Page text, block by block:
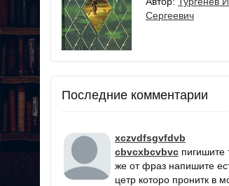
Сергеевич
Последние комментарии
xczvdfsgvfdvb
cbvcxbcvbvc пигишите
же от фраз напишите
цетр которо пронитк в